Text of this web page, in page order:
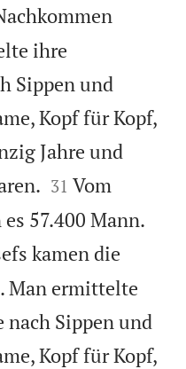
ihre
Sippen und
Kopf für Kopf,
Jahre und


31 Vom
57.400 Mann.
kamen die
Man ermittelte
Sippen und
Kopf für Kopf,